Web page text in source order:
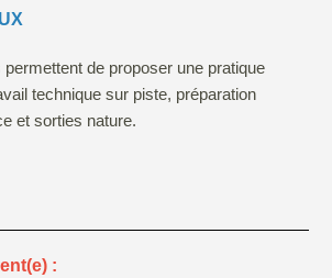
de proposer une pratique
technique sur piste, préparation
et sorties nature.
: